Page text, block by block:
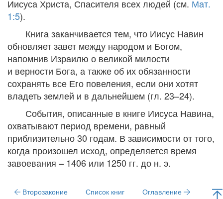
Иисуса Христа, Спасителя всех людей (см. Мат.
1:5).
Книга заканчивается тем, что Иисус Навин
обновляет завет между народом и Богом,
напомнив Израилю о великой милости
и верности Бога, а также об их обязанности
сохранять все Его повеления, если они хотят
владеть землей и в дальнейшем (гл. 23–24).
События, описанные в книге Иисуса Навина,
охватывают период времени, равный
приблизительно 30 годам. В зависимости от того,
когда произошел исход, определяется время
завоевания – 1406 или 1250 гг. до н. э.
Второзаконие Список книг Оглавление